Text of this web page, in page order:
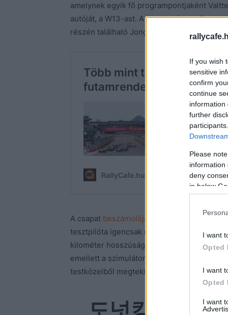
If you wish
sensitive
confirm
continue
information
further
Please
information
deny
in below
I want
Opted
I want
Opted
I want
amelynek egyik fő programpontjaként
autóját, a W13-ast. A rendezvényt a
részén található Jongin nevű városban.
A csapat beszámolója
alapján az
tesztpilóta igencsak megörvendeztette a
kilométer hosszúságú pályán, ráadásul a
emellett a szimulátort is kipróbálhatták, és
testközelből megtekinthettek.